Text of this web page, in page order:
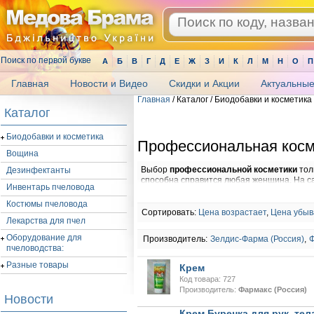
Поиск по первой букве А Б В Г Д Е Ж З И К Л М Н О П
Главная Новости и Видео Скидки и Акции
Каталог
Биодобавки и косметика
Вощина
Дезинфектанты
Инвентарь пчеловода
Костюмы пчеловода
Лекарства для пчел
Оборудование для
пчеловодства:
Разные товары
Новости
Главная / Каталог / Биодобавки и косметика
Профессиональная
Выбор профессиональной косметики
способна справится любая женщина. На
познакомиться с максимальным
несколькими путями: посетить
косметологами и др.).
Правило №2 – соответствие умениям.
процесс, тогда лучше посетить салон
Сортировать: Цена возрастает, Цена
Производитель: Зелдис-Фарма (Россия),
Крем
Код товара: 727
Производитель: Фармакс (Россия)